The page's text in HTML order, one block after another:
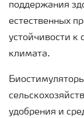
Хранение
поддержания
естественных
устойчивости к
климата.
удобрения и